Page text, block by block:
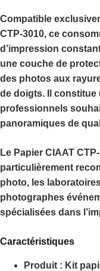
Compatible
CTP-3010, ce
d’impression
une couche de
des photos aux
de doigts. Il
professionnels
panoramiques de
Le Papier CIAAT
particulièrement
photo, les
photographes
spécialisées dans
Caractéristiques
Produit : Kit